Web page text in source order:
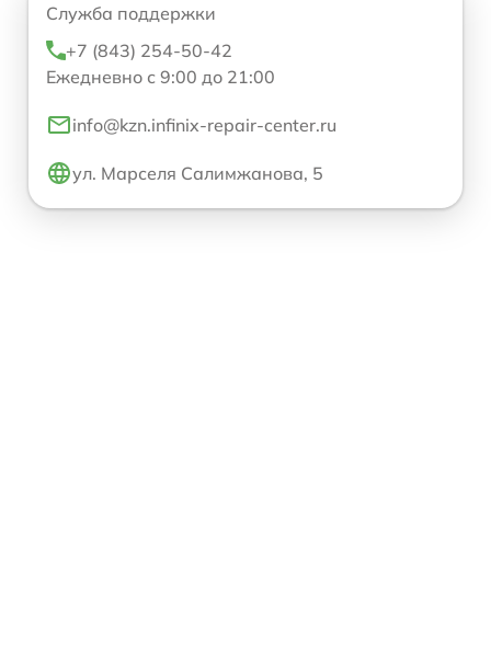
Служба поддержки
+7 (843) 254-50-42
Ежедневно с 9:00 до 21:00
info@kzn.infinix-repair-center.ru
ул. Марселя Салимжанова, 5